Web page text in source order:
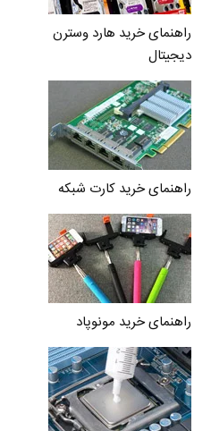
راهنمای خرید هارد وسترن
دیجیتال
راهنمای خرید کارت شبکه
راهنمای خرید مونوپاد